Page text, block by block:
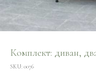
Комплект: диван,
SKU: 0076